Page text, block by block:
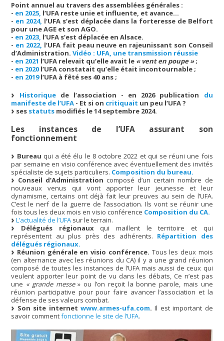
Point annuel au travers des assemblées générales :
- en 2025, l’UFA reste unie et influente, et avance…
- en 2024, l’UFA s’est déplacée dans la forteresse de Belfort
pour une AGE et son AGO.
- en 2023, l’UFA s’est déplacée en Alsace.
- en 2022, l’UFA fait peau neuve en rajeunissant son Conseil
d’Administration.Vidéo : UFA, une transmission réussie
- en 2021 l’UFA relevait qu’elle avait le « vent en poupe »;
- en 2020 l’UFA constatait qu’elle était incontournable ;
- en 2019l’UFA à fêté ses 40 ans ;
Historiquede l’association - en 2026 publication du
manifeste de l’UFA - Et si on critiquait un peu l’UFA ?
ses statuts modifiés le 14 septembre 2024.
Les instances de l’UFA assurant son
fonctionnement
Bureau qui a été élu le 8 octobre 2022 et qui se réuni une fois
par semaine en visio conférence avec éventuellement des invités
spécialiste de sujets particuliers. Composition du bureau.
Conseil d’Administration composé d’un certain nombre de
nouveaux venus qui vont apporter leur jeunesse et leur
dynamisme, certains ont déjà fait leur preuves au sein de l’UFA.
C’est le nerf de la guerre de l’association. Ils vont se réunir une
fois tous les deux mois en visio conférence Composition du CA.
L’actualité de l’UFA sur le terrain.
Délégués régionaux qui maillent le territoire et qui
représentent au plus près des adhérents. Répartition des
délégués régionaux.
Réunion générale en visio conférence. Tous les deux mois
(en alternance avec les réunions du CA) il y a une grand réunion
composé de toutes les instances de l’UFA mais aussi de ceux qui
veulent apporter leur point de vu dans les débats, Ce n’est pas
une « grande messe» ou l’on reçoit la bonne parole, mais une
réunion participative pour pour faire avancer l’association et la
défense de ses valeurs combat.
Son site internetwww.armes-ufa.com. Il est important de
savoir commentfonctionne le site de l’UFA.